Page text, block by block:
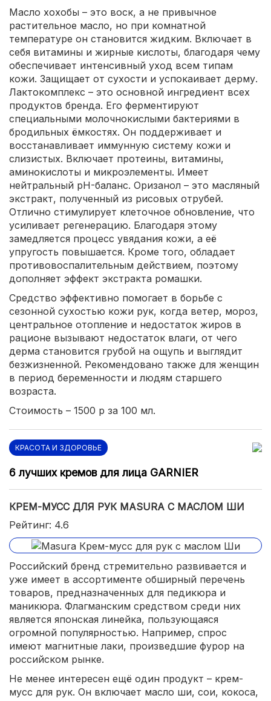
Масло хохобы – это воск, а не привычное
растительное масло, но при комнатной
температуре он становится жидким. Включает в
себя витамины и жирные кислоты, благодаря чему
обеспечивает интенсивный уход всем типам
кожи. Защищает от сухости и успокаивает дерму.
Лактокомплекс – это основной ингредиент всех
продуктов бренда. Его ферментируют
специальными молочнокислыми бактериями в
бродильных ёмкостях. Он поддерживает и
восстанавливает иммунную систему кожи и
слизистых. Включает протеины, витамины,
аминокислоты и микроэлементы. Имеет
нейтральный pH-баланс. Оризанол – это масляный
экстракт, полученный из рисовых отрубей.
Отлично стимулирует клеточное обновление, что
усиливает регенерацию. Благодаря этому
замедляется процесс увядания кожи, а её
упругость повышается. Кроме того, обладает
противовоспалительным действием, поэтому
дополняет эффект экстракта ромашки.
Средство эффективно помогает в борьбе с
сезонной сухостью кожи рук, когда ветер, мороз,
центральное отопление и недостаток жиров в
рационе вызывают недостаток влаги, от чего
дерма становится грубой на ощупь и выглядит
безжизненной. Рекомендовано также для женщин
в период беременности и людям старшего
возраста.
Стоимость – 1500 р за 100 мл.
КРАСОТА И ЗДОРОВЬЕ
6 лучших кремов для лица GARNIER
КРЕМ-МУСС ДЛЯ РУК MASURA С МАСЛОМ ШИ
Рейтинг: 4.6
Российский бренд стремительно развивается и
уже имеет в ассортименте обширный перечень
товаров, предназначенных для педикюра и
маникюра. Флагманским средством среди них
является японская линейка, пользующаяся
огромной популярностью. Например, спрос
имеют магнитные лаки, произведшие фурор на
российском рынке.
Не менее интересен ещё один продукт – крем-
мусс для рук. Он включает масло ши, сои, кокоса,